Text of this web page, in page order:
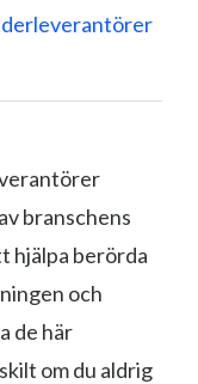
branschens
hjälpa berörda
och
de här
om du aldrig